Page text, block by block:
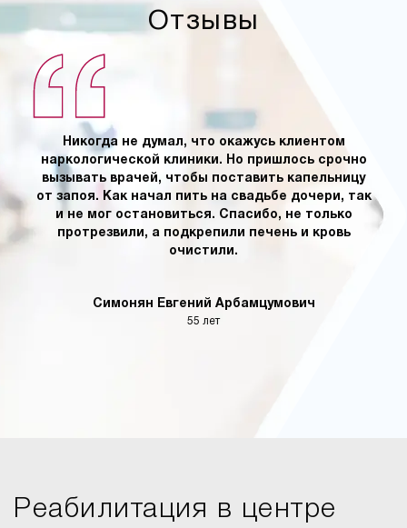
Отзывы
Никогда не думал, что окажусь клиентом
наркологической клиники. Но пришлось срочно
вызывать врачей, чтобы поставить капельницу
от запоя. Как начал пить на свадьбе дочери, так
и не мог остановиться. Спасибо, не только
протрезвили, а подкрепили печень и кровь
очистили.
Симонян Евгений Арбамцумович
55 лет
Реабилитация в центре